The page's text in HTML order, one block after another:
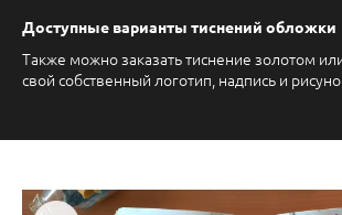
Доступные варианты тиснений обложки
Также можно заказать тиснение золотом
свой собственный логотип, надпись и